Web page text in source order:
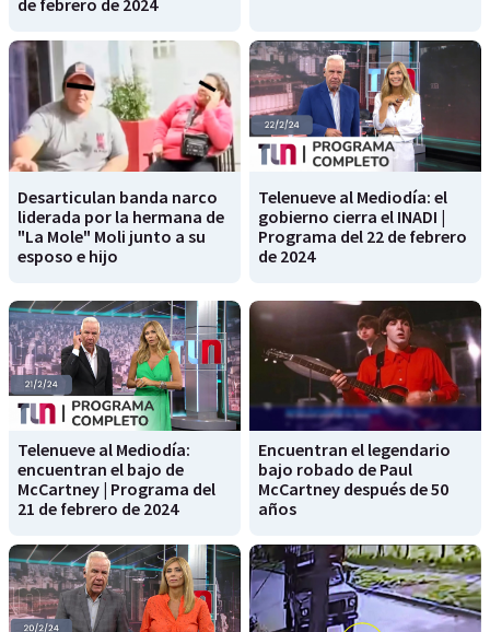
de febrero de 2024
Desarticulan banda narco
liderada por la hermana de
"La Mole" Moli junto a su
esposo e hijo
Telenueve al Mediodía: el
gobierno cierra el INADI |
Programa del 22 de febrero
de 2024
Telenueve al Mediodía:
encuentran el bajo de
McCartney | Programa del
21 de febrero de 2024
Encuentran el legendario
bajo robado de Paul
McCartney después de 50
años